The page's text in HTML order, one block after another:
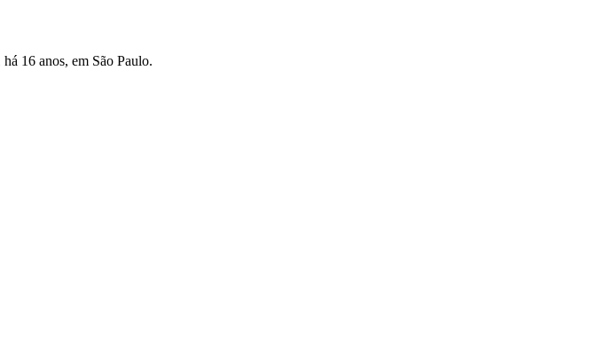
16 anos, em São Paulo.